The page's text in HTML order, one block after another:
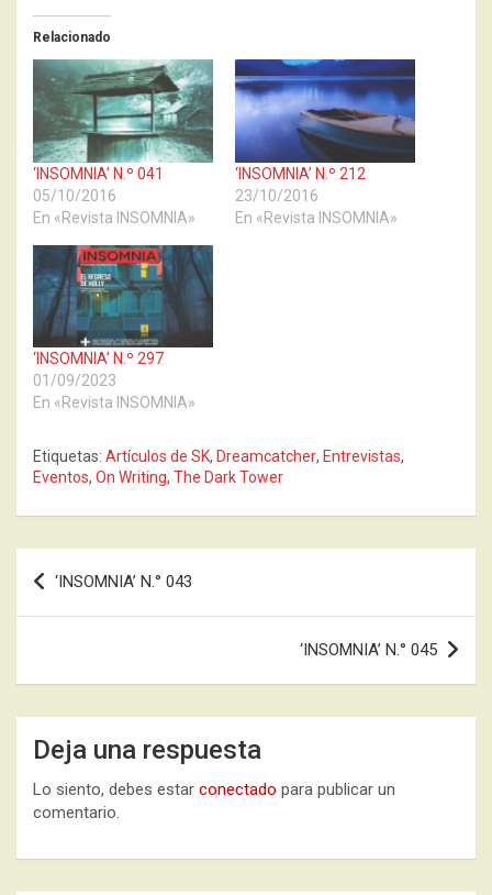
Relacionado
‘INSOMNIA’ N.º 041
05/10/2016
En «Revista INSOMNIA»
‘INSOMNIA’ N.º 212
23/10/2016
En «Revista INSOMNIA»
‘INSOMNIA’ N.º 297
01/09/2023
En «Revista INSOMNIA»
Etiquetas: Artículos de SK, Dreamcatcher, Entrevistas,
Eventos, On Writing, The Dark Tower
Navegación
de
‘INSOMNIA’ N.° 043
‘INSOMNIA’ N.° 045
Deja una respuesta
Lo siento, debes estar conectado para publicar un
comentario.